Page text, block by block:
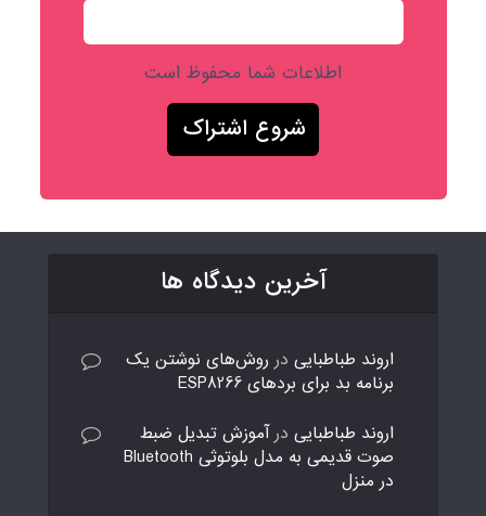
اطلاعات شما محفوظ است
آخرین دیدگاه ها
اروند طباطبایی در روش‌های نوشتن یک
برنامه بد برای بردهای ESP8266
اروند طباطبایی درآموزش تبدیل ضبط
صوت قدیمی به مدل بلوتوثی Bluetooth
در منزل